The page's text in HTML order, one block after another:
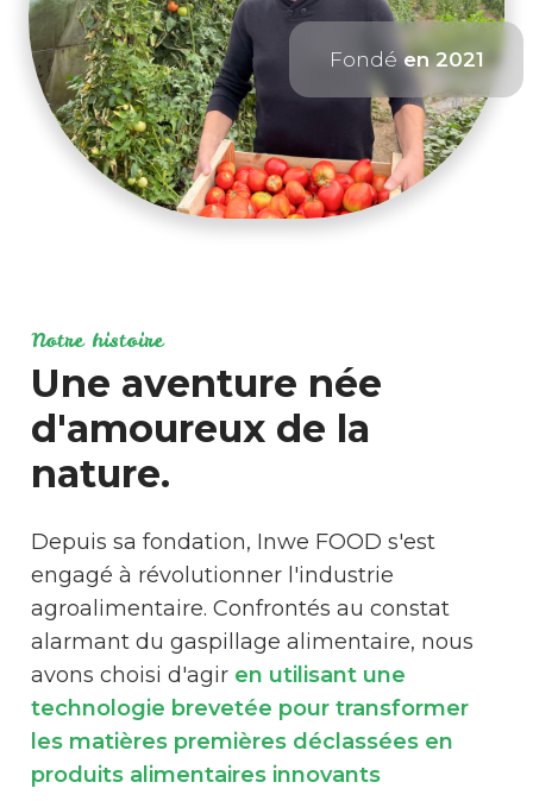
Fondé en 2021
Notre histoire
Une aventure née
d'amoureux de la
nature.
Depuis sa fondation, Inwe FOOD s'est
engagé à révolutionner l'industrie
agroalimentaire. Confrontés au constat
alarmant du gaspillage alimentaire, nous
avons choisi d'agir en utilisant une
technologie brevetée pour transformer
les matières premières déclassées en
produits alimentaires innovants